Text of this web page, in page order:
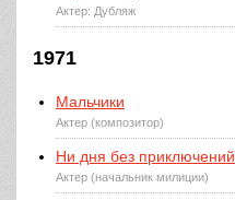
Актер: Дубляж
1971
Мальчики
Актер (композитор)
Ни дня без приключений
Актер (начальник милиции)